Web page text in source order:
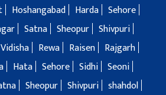
Hoshangabad Harda Sehore
Satna Sheopur Shivpuri
Vidisha Rewa Raisen
Rajgarh
Hata Sehore Sidhi Seoni
Sheopur Shivpuri shahdol